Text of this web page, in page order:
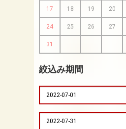
17 18 19 20
24 25 26 27
31
絞込み期間